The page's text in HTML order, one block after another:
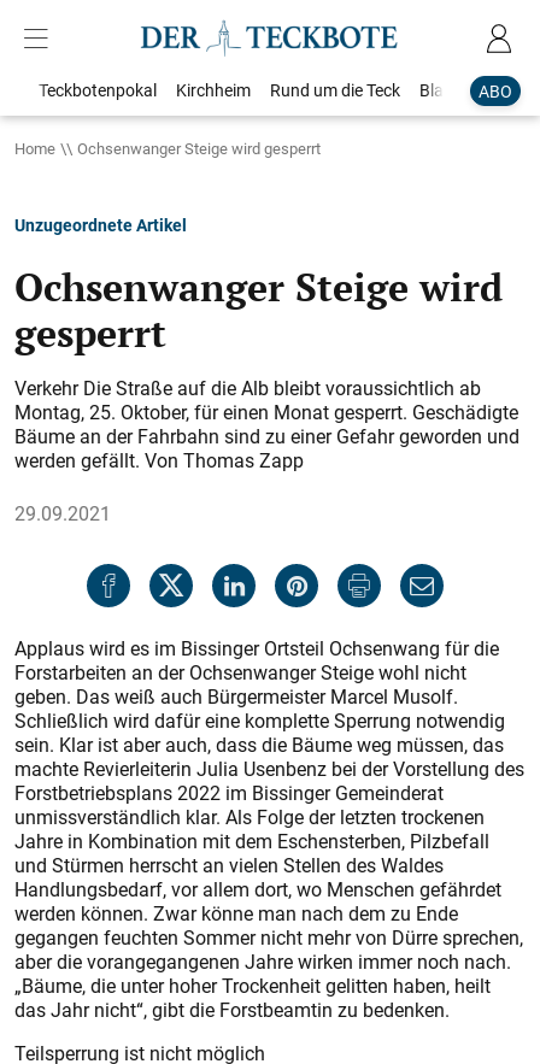
ABO
Teckbotenpokal Kirchheim Rund um die Teck Blaulicht
Home Ochsenwanger Steige wird gesperrt
Unzugeordnete Artikel
Ochsenwanger Steige wird
gesperrt
Verkehr Die Straße auf die Alb bleibt voraussichtlich ab
Montag, 25. Oktober, für einen Monat gesperrt. Geschädigte
Bäume an der Fahrbahn sind zu einer Gefahr geworden und
werden gefällt. Von Thomas Zapp
29.09.2021
Applaus wird es im Bissinger Ortsteil Ochsenwang für die
Forstarbeiten an der Ochsenwanger Steige wohl nicht
geben. Das weiß auch Bürgermeister Marcel Musolf.
Schließlich wird dafür eine komplette Sperrung notwendig
sein. Klar ist aber auch, dass die Bäume weg müssen, das
machte Revierleiterin Julia Usenbenz bei der Vorstellung des
Forstbetriebsplans 2022 im Bissinger Gemeinderat
unmissverständlich klar. Als Folge der letzten trockenen
Jahre in Kombination mit dem Eschensterben, Pilzbefall
und Stürmen herrscht an vielen Stellen des Waldes
Handlungsbedarf, vor allem dort, wo Menschen gefährdet
werden können. Zwar könne man nach dem zu Ende
gegangen feuchten Sommer nicht mehr von Dürre sprechen,
aber die vorangegangenen Jahre wirken immer noch nach.
„Bäume, die unter hoher Trockenheit gelitten haben, heilt
das Jahr nicht“, gibt die Forstbeamtin zu bedenken.
Teilsperrung ist nicht möglich